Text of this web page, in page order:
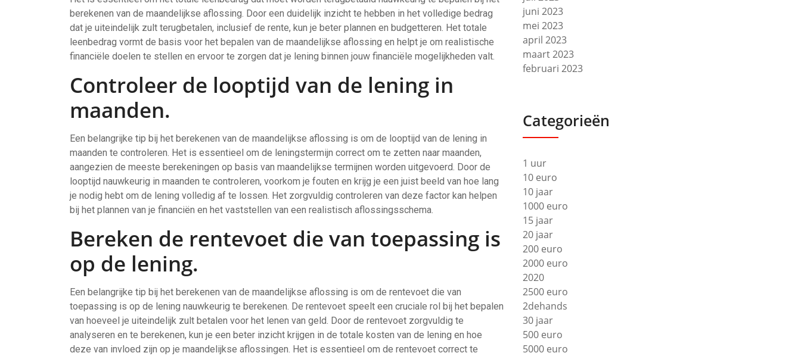
berekenen van de maandelijkse aflossing. Door een duidelijk inzicht te hebben in het volledige bedrag
dat je uiteindelijk zult terugbetalen, inclusief de rente, kun je beter plannen en budgetteren. Het totale
leenbedrag vormt de basis voor het bepalen van de maandelijkse aflossing en helpt je om realistische
financiële doelen te stellen en ervoor te zorgen dat je lening binnen jouw financiële mogelijkheden valt.
Controleer de looptijd van de lening in
maanden.
Een belangrijke tip bij het berekenen van de maandelijkse aflossing is om de looptijd van de lening in
maanden te controleren. Het is essentieel om de leningstermijn correct om te zetten naar maanden,
aangezien de meeste berekeningen op basis van maandelijkse termijnen worden uitgevoerd. Door de
looptijd nauwkeurig in maanden te controleren, voorkom je fouten en krijg je een juist beeld van hoe lang
je nodig hebt om de lening volledig af te lossen. Het zorgvuldig controleren van deze factor kan helpen
bij het plannen van je financiën en het vaststellen van een realistisch aflossingsschema.
Bereken de rentevoet die van toepassing is
op de lening.
Een belangrijke tip bij het berekenen van de maandelijkse aflossing is om de rentevoet die van
toepassing is op de lening nauwkeurig te berekenen. De rentevoet speelt een cruciale rol bij het bepalen
van hoeveel je uiteindelijk zult betalen voor het lenen van geld. Door de rentevoet zorgvuldig te
analyseren en te berekenen, kun je een beter inzicht krijgen in de totale kosten van de lening en hoe
deze van invloed zijn op je maandelijkse aflossingen. Het is essentieel om de rentevoet correct te
juni 2023
mei 2023
april 2023
maart 2023
februari 2023
Categorieën
1 uur
10 euro
10 jaar
1000 euro
15 jaar
20 jaar
200 euro
2000 euro
2020
2500 euro
2dehands
30 jaar
500 euro
5000 euro